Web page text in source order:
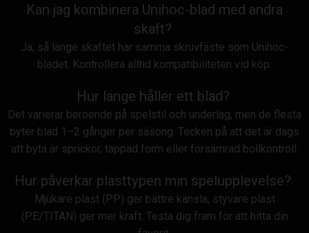
Kan jag kombinera Unihoc-blad med andra
skaft?
Ja, så länge skaftet har samma skruvfäste som Unihoc-
bladet. Kontrollera alltid kompatibiliteten vid köp.
Hur länge håller ett blad?
Det varierar beroende på spelstil och underlag, men de flesta
byter blad 1–2 gånger per säsong. Tecken på att det är dags
att byta är sprickor, tappad form eller försämrad bollkontroll.
Hur påverkar plasttypen min spelupplevelse?
Mjukare plast (PP) ger bättre känsla, styvare plast
(PE/TITAN) ger mer kraft. Testa dig fram för att hitta din